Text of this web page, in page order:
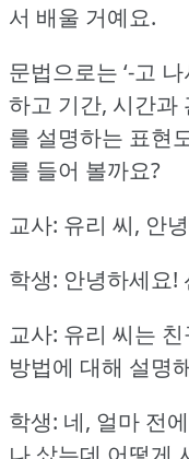
서 배울 거예요.
문법으로는 ‘-고
하고 기간, 시간과
를 설명하는 표현
를 들어 볼까요?
교사: 유리 씨, 안
학생: 안녕하세요!
교사: 유리 씨는
방법에 대해 설명
학생: 네, 얼마 전